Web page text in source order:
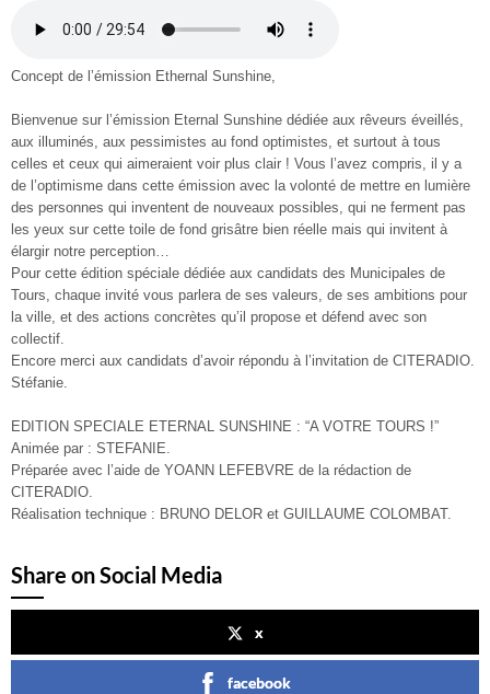
Concept de l’émission Ethernal Sunshine,
Bienvenue sur l’émission Eternal Sunshine dédiée aux rêveurs éveillés,
aux illuminés, aux pessimistes au fond optimistes, et surtout à tous
celles et ceux qui aimeraient voir plus clair ! Vous l’avez compris, il y a
de l’optimisme dans cette émission avec la volonté de mettre en lumière
des personnes qui inventent de nouveaux possibles, qui ne ferment pas
les yeux sur cette toile de fond grisâtre bien réelle mais qui invitent à
élargir notre perception…
Pour cette édition spéciale dédiée aux candidats des Municipales de
Tours, chaque invité vous parlera de ses valeurs, de ses ambitions pour
la ville, et des actions concrètes qu’il propose et défend avec son
collectif.
Encore merci aux candidats d’avoir répondu à l’invitation de CITERADIO.
Stéfanie.
EDITION SPECIALE ETERNAL SUNSHINE : “A VOTRE TOURS !”
Animée par : STEFANIE.
Préparée avec l’aide de YOANN LEFEBVRE de la rédaction de
CITERADIO.
Réalisation technique : BRUNO DELOR et GUILLAUME COLOMBAT.
Share on Social Media
x
facebook